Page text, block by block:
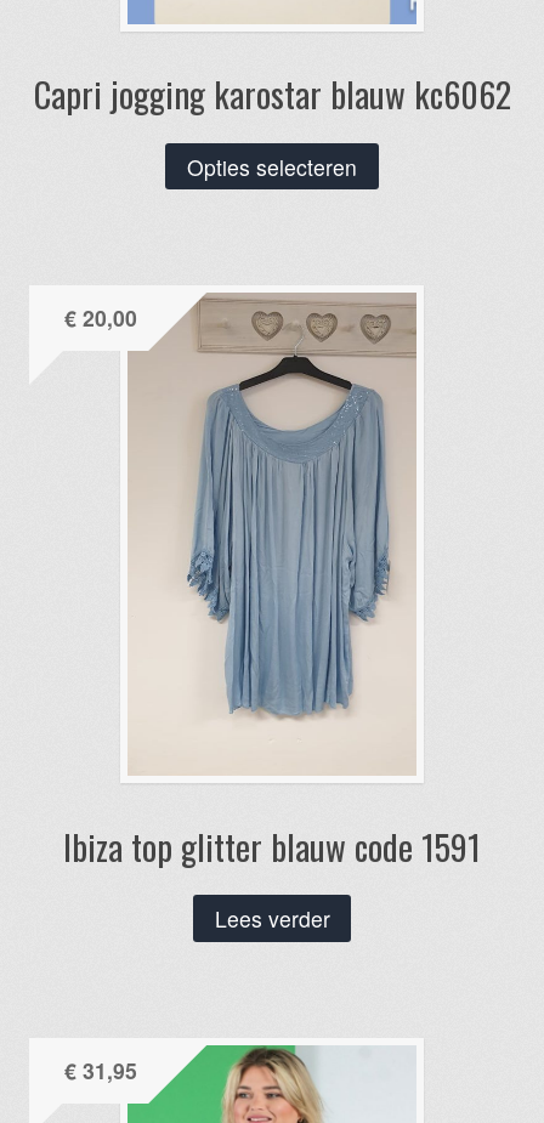
Capri jogging karostar blauw kc6062
Opties selecteren
product
variaties.
Deze
optie
kan
gekozen
worden
op
de
productpagina
Ibiza top glitter blauw code 1591
€20,00
Lees verder
€31,95